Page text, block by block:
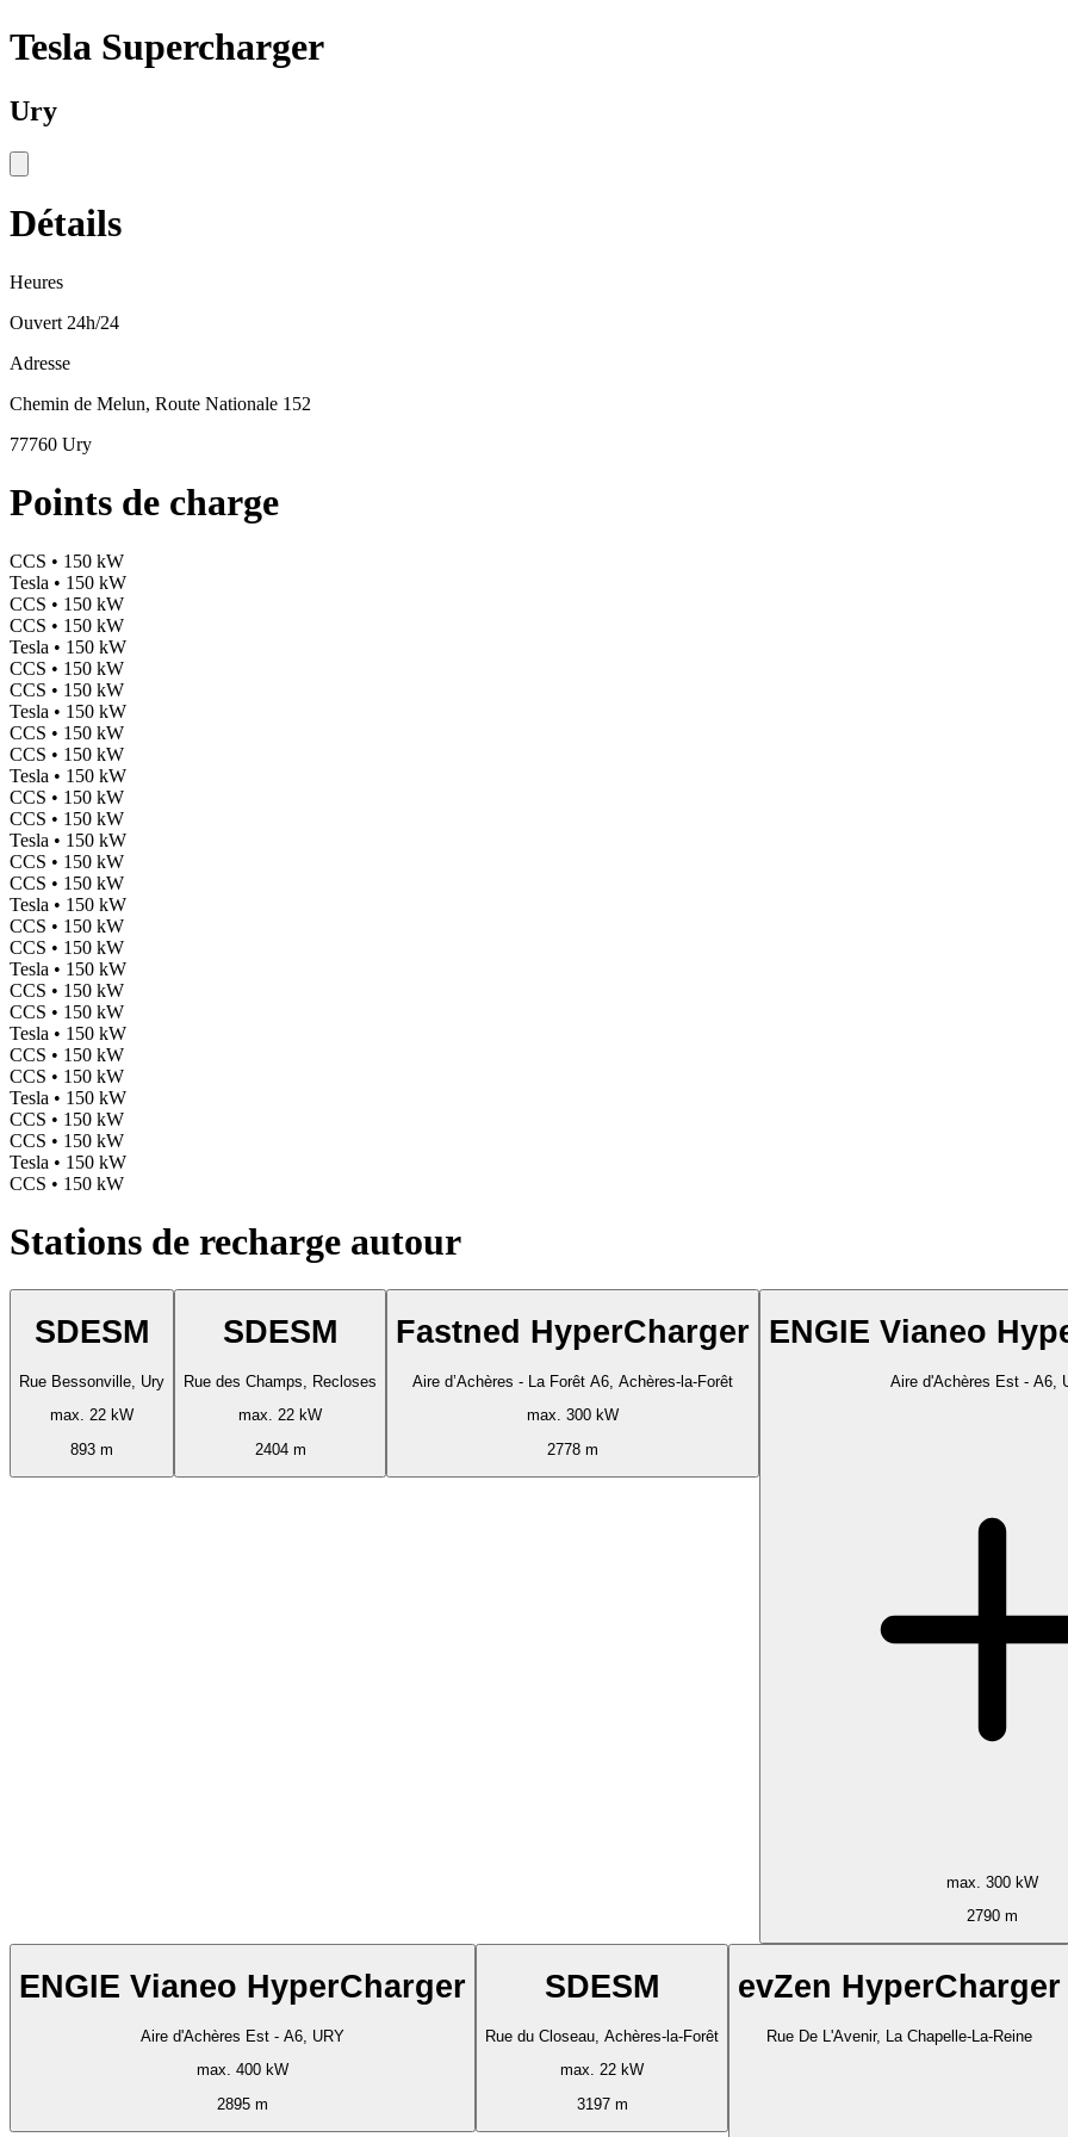
Tesla Supercharger
Ury
Détails
Heures
Ouvert 24h/24
Adresse
Chemin de Melun, Route Nationale 152
77760 Ury
Points de charge
CCS • 150 kW
Tesla • 150 kW
CCS • 150 kW
CCS • 150 kW
Tesla • 150 kW
CCS • 150 kW
CCS • 150 kW
Tesla • 150 kW
CCS • 150 kW
CCS • 150 kW
Tesla • 150 kW
CCS • 150 kW
CCS • 150 kW
Tesla • 150 kW
CCS • 150 kW
CCS • 150 kW
Tesla • 150 kW
CCS • 150 kW
CCS • 150 kW
Tesla • 150 kW
CCS • 150 kW
CCS • 150 kW
Tesla • 150 kW
CCS • 150 kW
CCS • 150 kW
Tesla • 150 kW
CCS • 150 kW
CCS • 150 kW
Tesla • 150 kW
CCS • 150 kW
Stations de recharge autour
SDESM
Rue Bessonville, Ury
max. 22 kW
893 m
SDESM
Rue des Champs, Recloses
max. 22 kW
2404 m
Fastned HyperCharger
Aire d’Achères - La Forêt A6, Achères-la-Forêt
max. 300 kW
2778 m
ENGIE Vianeo
Aire d'Achères Est - A6,
max. 300 kW
2790 m
ENGIE Vianeo HyperCharger
Aire d'Achères Est - A6, URY
max. 400 kW
2895 m
SDESM
Rue du Closeau, Achères-la-Forêt
max. 22 kW
3197 m
evZen HyperCharger
Rue De L'Avenir, La Chapelle-La-Reine